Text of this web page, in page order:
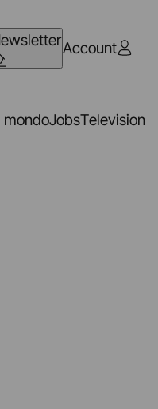
Account
mondoJobsTelevision